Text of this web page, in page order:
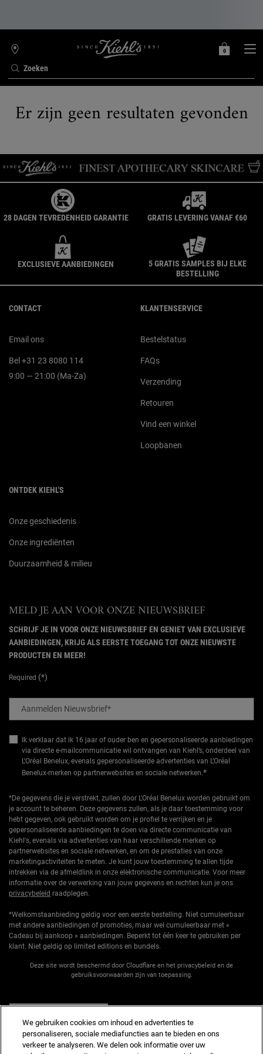
Zoeken
WINKELZOEKER
MIJN
0
0 PRODUCT
Er zijn geen resultaten gevonden
28 DAGEN TEVREDENHEID GARANTIE GRATIS LEVERING VANAF €60
EXCLUSIEVE AANBIEDINGEN
5 GRATIS SAMPLES BIJ ELKE
BESTELLING
CONTACT
Email ons
Bel +31 23 8080 114
9:00 — 21:00 (Ma-Za)
KLANTENSERVICE
Bestelstatus
FAQs
Verzending
Retouren
Vind een winkel
Loopbanen
ONTDEK KIEHL'S
Onze geschiedenis
Onze ingrediënten
Duurzaamheid & milieu
MELD JE AAN VOOR ONZE NIEUWSBRIEF
SCHRIJF JE IN VOOR ONZE NIEUWSBRIEF EN GENIET VAN EXCLUSIEVE
AANBIEDINGEN, KRIJG ALS EERSTE TOEGANG TOT ONZE NIEUWSTE
PRODUCTEN EN MEER!
Required (*)
Aanmelden Nieuwsbrief*
Ik verklaar dat ik 16 jaar of ouder ben en gepersonaliseerde aanbiedingen
via directe e-mailcommunicatie wil ontvangen van Kiehl’s, onderdeel van
L’Oréal Benelux, evenals gepersonaliseerde advertenties van L’Oréal
Benelux-merken op partnerwebsites en sociale netwerken.*
*De gegevens die je verstrekt, zullen door L'Oréal Benelux worden gebruikt om
je account te beheren. Deze gegevens zullen, als je daar toestemming voor
hebt gegeven, ook gebruikt worden om je profiel te verrijken en je
gepersonaliseerde aanbiedingen te doen via directe communicatie van
Kiehl's, evenals via advertenties van haar verschillende merken op
partnerwebsites en sociale netwerken, en om de prestaties van onze
marketingactiviteiten te meten. Je kunt jouw toestemming te allen tijde
intrekken via de afmeldlink in onze elektronische communicatie. Voor meer
informatie over de verwerking van jouw gegevens en rechten kun je ons
privacybeleid raadplegen.
*Welkomstaanbieding geldig voor een eerste bestelling. Niet cumuleerbaar
met andere aanbiedingen of promoties, maar wel cumuleerbaar met «
Cadeau bij aankoop » aanbiedingen. Beperkt tot één keer te gebruiken per
klant. Niet geldig op limited editions en bundels.
Deze site wordt beschermd door Cloudflare en het privacybeleid en de
gebruiksvoorwaarden zijn van toepassing.
We gebruiken cookies om inhoud en advertenties te
personaliseren, sociale mediafuncties aan te bieden en ons
verkeer te analyseren. We delen ook informatie over uw